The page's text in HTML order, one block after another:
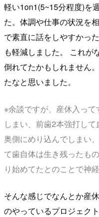
軽い1on1(5~15分程度)を
た。体調や仕事の状況を
で素直に話をしやすかっ
も軽減しました。 これが
倒れてたかもしれません
たなと思いました。
※余談ですが、産休入っ
しまい、前歯2本強打し
奥側にめり込んでしまい
て歯自体は生き残ったも
り始めてたとのことで神
そんな感じでなんとか産
のやっているプロジェク